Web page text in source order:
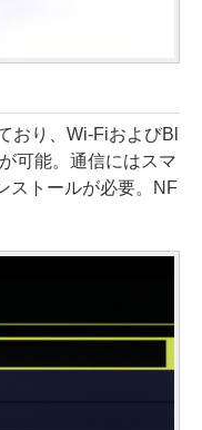
おり、Wi-FiおよびBl
可能。通信にはスマ
ストールが必要。NF